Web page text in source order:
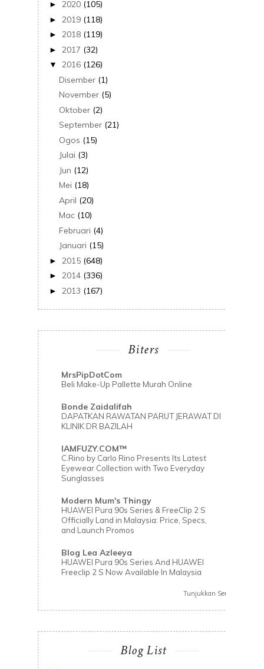
► 2020 (105)
► 2019 (118)
► 2018 (119)
► 2017 (32)
▼ 2016 (126)
Disember (1)
November (5)
Oktober (2)
September (21)
Ogos (15)
Julai (3)
Jun (12)
Mei (18)
April (20)
Mac (10)
Februari (4)
Januari (15)
► 2015 (648)
► 2014 (336)
► 2013 (167)
Biters
MrsPipDotCom
Beli Make-Up Pallette Murah Online
Bonde Zaidalifah
DAPATKAN RAWATAN PARUT JERAWAT DI
KLINIK DR BAZILAH
IAMFUZY.COM™
C.Rino by Carlo Rino Presents Its Latest
Eyewear Collection with Two Everyday
Sunglasses
Modern Mum's Thingy
HUAWEI Pura 90s Series & FreeClip 2 S
Officially Land in Malaysia: Price, Specs,
and Launch Promos
Blog Lea Azleeya
HUAWEI Pura 90s Series And HUAWEI
Freeclip 2 S Now Available In Malaysia
Tunjukkan Semua
Blog List